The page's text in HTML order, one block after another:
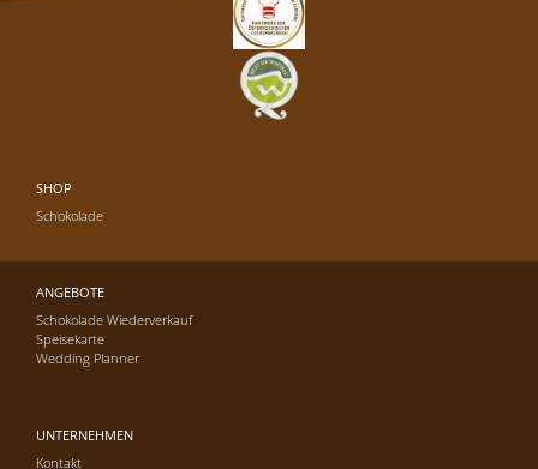
SHOP
Schokolade
ANGEBOTE
Schokolade Wiederverkauf
Speisekarte
Wedding Planner
UNTERNEHMEN
Kontakt